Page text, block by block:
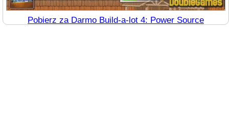
Pobierz za Darmo Build-a-lot 4: Power Source